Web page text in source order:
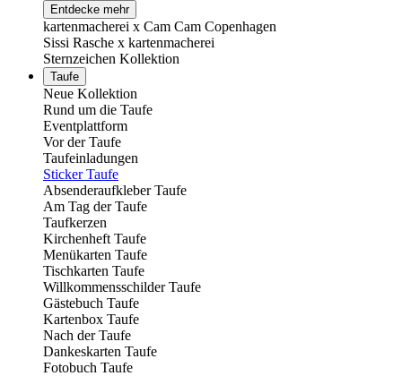
Entdecke mehr
kartenmacherei x Cam Cam Copenhagen
Sissi Rasche x kartenmacherei
Sternzeichen Kollektion
Taufe
Neue Kollektion
Rund um die Taufe
Eventplattform
Vor der Taufe
Taufeinladungen
Sticker Taufe
Absenderaufkleber Taufe
Am Tag der Taufe
Taufkerzen
Kirchenheft Taufe
Menükarten Taufe
Tischkarten Taufe
Willkommensschilder Taufe
Gästebuch Taufe
Kartenbox Taufe
Nach der Taufe
Dankeskarten Taufe
Fotobuch Taufe